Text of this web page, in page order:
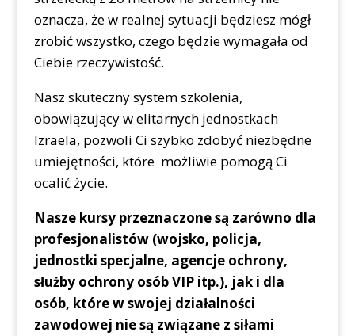
oznacza, że ​​w realnej sytuacji będziesz mógł
zrobić wszystko, czego będzie wymagała od
Ciebie rzeczywistość.
Nasz skuteczny system szkolenia,
obowiązujący w elitarnych jednostkach
Izraela, pozwoli Ci szybko zdobyć niezbędne
umiejętności, które możliwie pomogą Ci
ocalić życie.
Nasze kursy przeznaczone są zarówno dla
profesjonalistów (wojsko, policja,
jednostki specjalne, agencje ochrony,
służby ochrony osób VIP itp.), jak i dla
osób, które w swojej działalności
zawodowej nie są związane z siłami